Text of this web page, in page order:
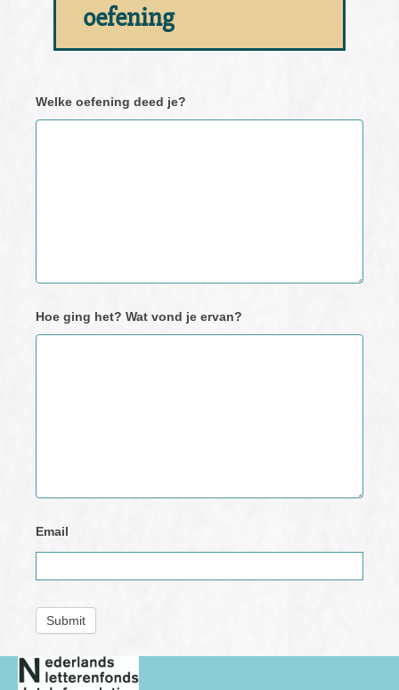
oefening
Neem
Welke oefening deed je?
Hoe ging het? Wat vond je ervan?
Email
Submit